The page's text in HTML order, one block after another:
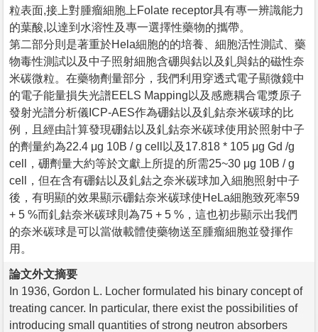
粒表面,接上對腫瘤細胞上Folate receptor具有專一辨識能力
的葉酸,以達到水溶性及專一選擇性藥物的攜帶。
第二部分則是著重於Hela細胞的的培養、細胞活性測試、藥
物毒性測試以及中子照射細胞含硼與鈷以及釓與鈷的磁性奈
米碳微粒。在藥物劑量部分，我們利用穿透式電子顯微鏡中
的電子能量損失光譜EELS Mapping以及感應耦合電漿原子
發射光譜分析儀ICP-AES作為硼鈷以及釓鈷奈米碳球的比
例，且經由計算發現硼鈷以及釓鈷奈米碳球使用於照射中子
的劑量約為22.4 μg 10B / g cell以及17.818 * 105 μg Gd /g
cell，硼劑量大約等於文獻上所提的所需25~30 μg 10B / g
cell，但在含有硼鈷以及釓鈷之奈米碳球加入細胞照射中子
後，有明顯的效果顯示硼鈷奈米碳球使HeLa細胞致死率59
+ 5 %而釓鈷奈米碳球則為75 + 5 %，這也初步顯示出我們
的奈米碳球是可以當做載體使藥物送至腫瘤細胞並發揮作
用。
論文外文摘要
In 1936, Gordon L. Locher formulated his binary concept of
treating cancer. In particular, there exist the possibilities of
introducing small quantities of strong neutron absorbers